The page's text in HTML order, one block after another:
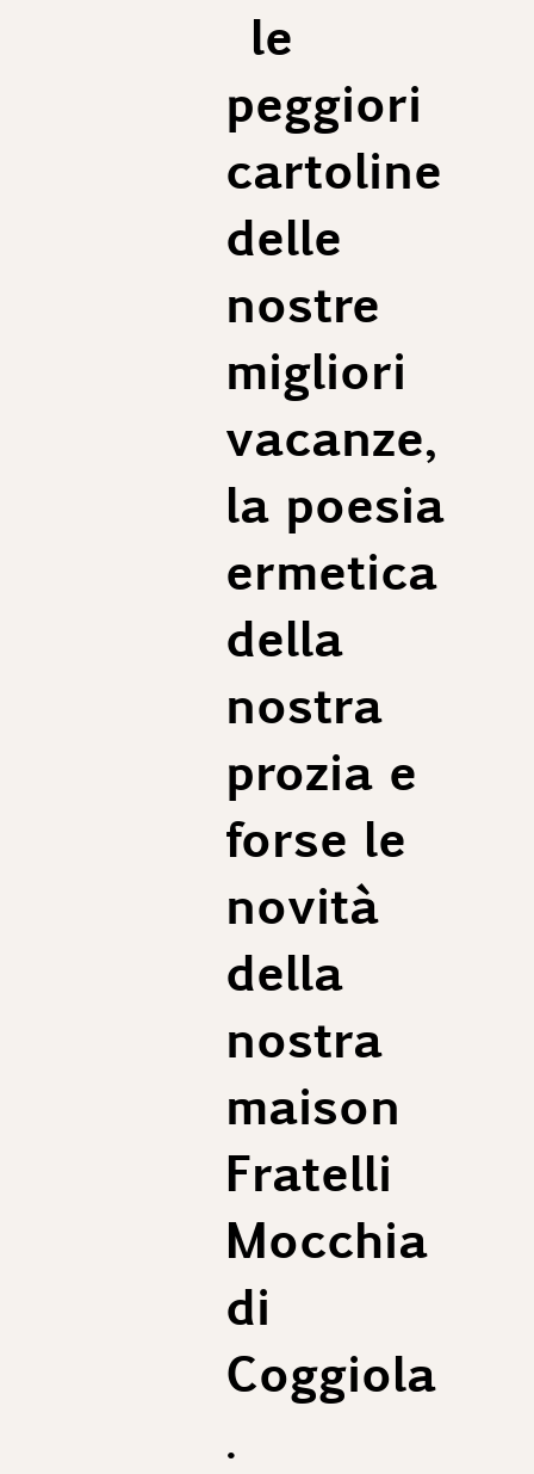
le
peggiori
cartoline
delle
nostre
migliori
vacanze,
la poesia
ermetica
della
nostra
prozia e
forse le
novità
della
nostra
maison
Fratelli
Mocchia
di
Coggiola
.